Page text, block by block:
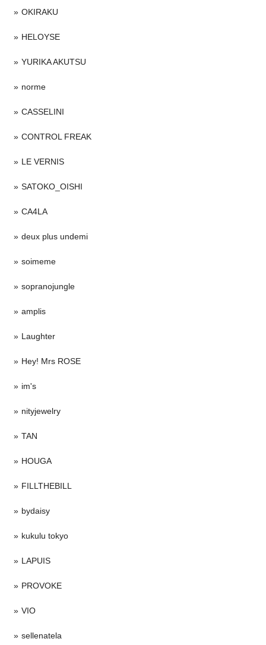
OKIRAKU
HELOYSE
YURIKA AKUTSU
norme
CASSELINI
CONTROL FREAK
LE VERNIS
SATOKO_OISHI
CA4LA
deux plus undemi
soimeme
sopranojungle
amplis
Laughter
Hey! Mrs ROSE
im's
nityjewelry
TAN
HOUGA
FILLTHEBILL
bydaisy
kukulu tokyo
LAPUIS
PROVOKE
VIO
sellenatela